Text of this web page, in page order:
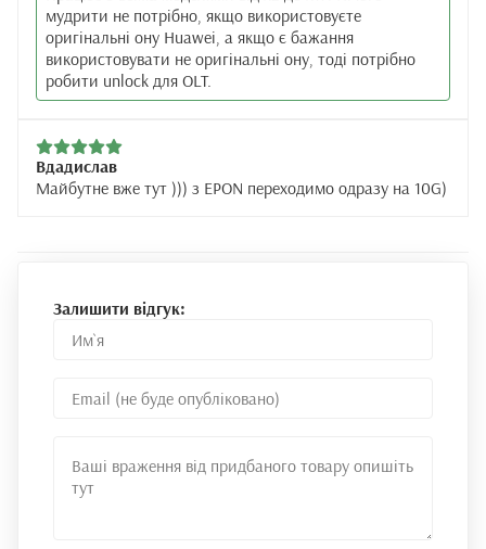
мудрити не потрібно, якщо використовуєте
оригінальні ону Huawei, а якщо є бажання
використовувати не оригінальні ону, тоді потрібно
робити unlock для OLT.
Вдадислав
Майбутне вже тут ))) з EPON переходимо одразу на 10G)
Залишити відгук: